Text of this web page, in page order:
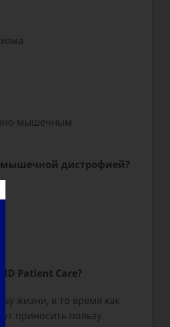
мышечным
мышечной дистрофией?
Patient Care?
жизни, в то время как
приносить пользу